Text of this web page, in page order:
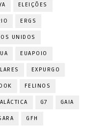
ELEIÇÕES
ERGS
UNIDOS
EUAPOIO
EXPURGO
FELINOS
G7 GAIA
GFH